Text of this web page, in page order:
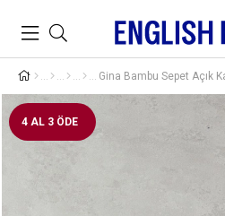
Gina Bambu Sepet Açık
4 AL 3 ÖDE